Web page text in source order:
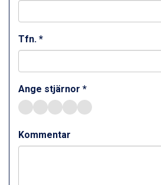
La Thuile från 7.045 kr.
Passo Tonale från 5.895 kr.
Bad Hofgastein från 8.595 kr.
Saalbach från 9.445 kr.
Sölden från 12.995 kr.
Sestriere från 6.945 kr.
Ischgl från 11.295 kr.
Tfn. *
Ange stjärnor *
Kommentar